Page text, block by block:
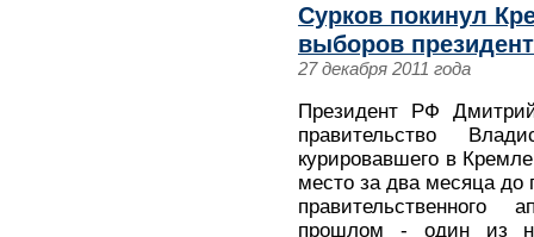
Сурков покинул
выборов
27 декабря 2011 года
Президент РФ
правительство
курировавшего в
место за два месяца до
прошлом - один из